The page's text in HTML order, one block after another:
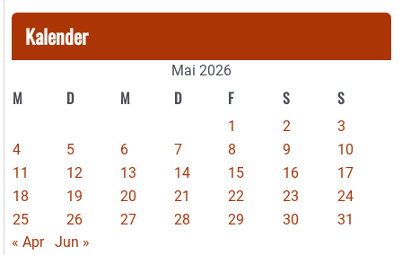
Kalender
Mai 2026
M D M D F S S
1 2
3
4
5 6 7 8 9
10
11
12 13 14 15 16
17
18
19 20 21 22 23
24
25
26 27 28 29 30
31
« Apr
Jun »